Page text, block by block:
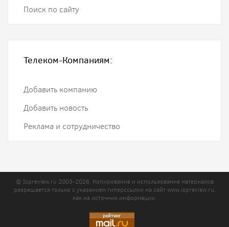
Поиск по сайту
Телеком-Компаниям:
Добавить компанию
Добавить новость
Реклама и сотрудничество
© Ispreview.ru 2003-2026. Копирование и использование материалов
разрешается только с указанием гиперссылки на сайтwww.ispreview.ru,
как на источник информации.